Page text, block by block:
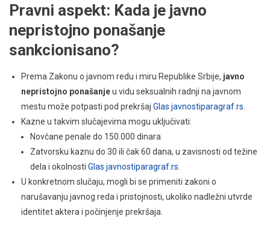
Pravni aspekt: Kada je javno
nepristojno ponašanje
sankcionisano?
Prema Zakonu o javnom redu i miru Republike Srbije, javno
nepristojno ponašanjeu vidu seksualnih radnji na javnom
mestu može potpasti pod prekršaj Glas javnostiparagraf.rs
Kazne u takvim slučajevima mogu uključivati:
Novčane penale do 150.000 dinara
Zatvorsku kaznu do 30 ili čak 60 dana, u zavisnosti od težine
dela i okolnosti Glas javnostiparagraf.rs
U konkretnom slučaju, mogli bi se primeniti zakoni o
narušavanju javnog reda i pristojnosti, ukoliko nadležni utvrde
identitet aktera i počinjenje prekršaja.